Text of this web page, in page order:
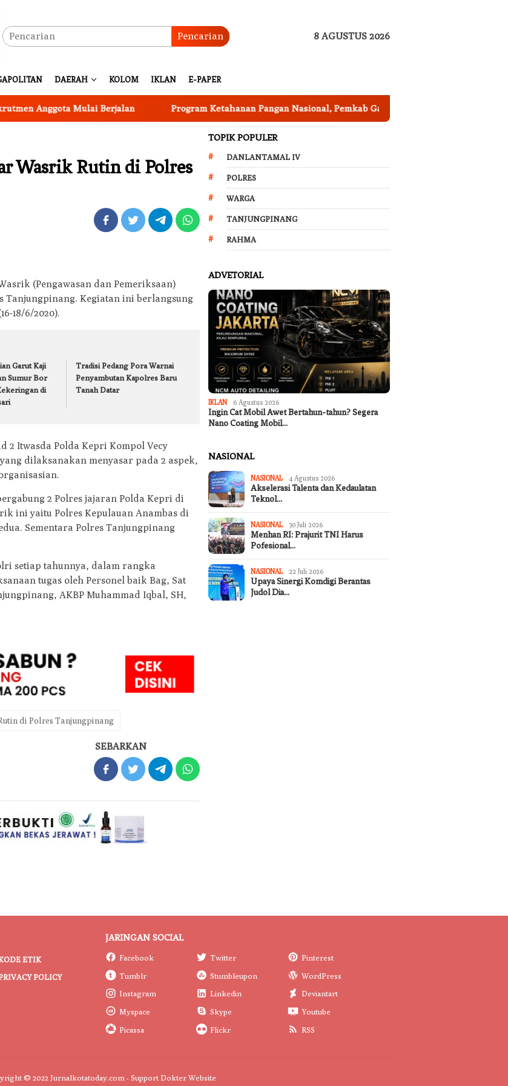
Pencarian 8 AGUSTUS 2026
DAERAH KOLOM IKLAN E-PAPER
Anggota Mulai Berjalan Program Ketahanan Pangan Nasional, Pemkab Garut Harus Peka Mengatasi Ancaman
Wasrik Rutin di Polres
(Pengawasan dan Pemeriksaan)
Tanjungpinang. Kegiatan ini berlangsung
18/6/2020).
Garut Kaji
Sumur Bor
di
Tradisi Pedang Pora Warnai
Penyambutan Kapolres Baru
Tanah Datar
2 Itwasda Polda Kepri Kompol Vecy
dilaksanakan menyasar pada 2 aspek,
2 Polres jajaran Polda Kepri di
ini yaitu Polres Kepulauan Anambas di
Sementara Polres Tanjungpinang
setiap tahunnya, dalam rangka
tugas oleh Personel baik Bag, Sat
AKBP Muhammad Iqbal, SH,
di Polres Tanjungpinang
SEBARKAN
TOPIK POPULER
DANLANTAMAL IV
POLRES
WARGA
TANJUNGPINANG
RAHMA
ADVETORIAL
IKLAN 6 Agustus 2026
Ingin Cat Mobil Awet Bertahun-tahun? Segera
Nano Coating Mobil…
NASIONAL
NASIONAL 4 Agustus 2026
Akselerasi Talenta dan Kedaulatan
Teknol…
NASIONAL 30 Juli 2026
Menhan RI: Prajurit TNI Harus
Pofesional…
NASIONAL 22 Juli 2026
Upaya Sinergi Komdigi Berantas
Judol Dia…
ETIK
POLICY
JARINGAN SOCIAL
Facebook Twitter
Pinterest
Tumblr
Stumbleupon
WordPress
Instagram
Linkedin
Deviantart
Myspace
Skype
Youtube
Picassa
Flickr RSS
© 2022 Jurnalkotatoday.com - Support Dokter Website